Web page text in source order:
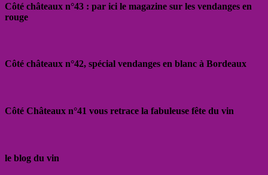
Côté châteaux n°43 : par ici le magazine sur les vendanges en
rouge
Côté châteaux n°42, spécial vendanges en blanc à Bordeaux
Côté Châteaux n°41 vous retrace la fabuleuse fête du vin
le blog du vin